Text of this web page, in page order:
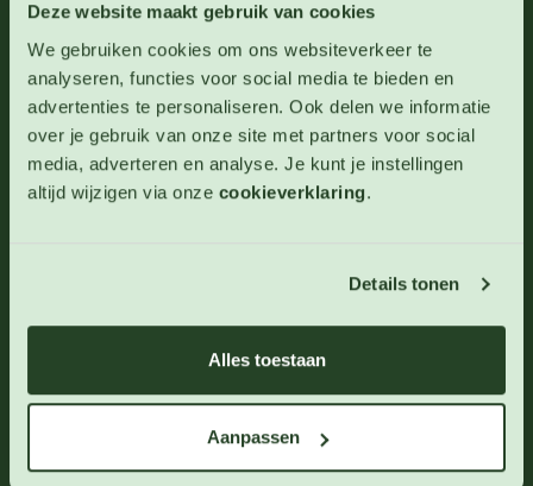
Deze website maakt gebruik van cookies
We gebruiken cookies om ons websiteverkeer te
analyseren, functies voor social media te bieden en
advertenties te personaliseren. Ook delen we informatie
over je gebruik van onze site met partners voor social
media, adverteren en analyse. Je kunt je instellingen
altijd wijzigen via onze cookieverklaring.
Details tonen
Alles toestaan
Aanpassen
Over 123zaden
Levertijd en verzendinformatie
Zaaihandleidingen
Agenda
Cadeaubonnen
Blog
Waarom zaden soms niet kiemen
Contactgegevens
123zaden VoF
Harpelerweg 39
9541TR Vlagtwedde